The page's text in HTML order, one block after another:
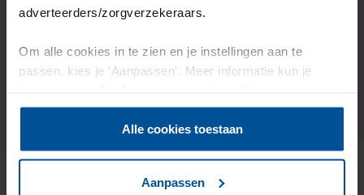
adverteerders/zorgverzekeraars.
Om alle cookies in te zien en je instellingen aan te
passen, kies je 'Aanpassen'. Meer informatie kun je
Alle cookies toestaan
Aanpassen
Hoe meld ik me aan?
Of neem contact met ons op